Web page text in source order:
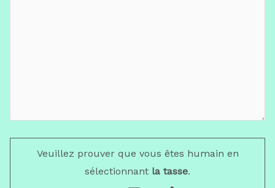
Veuillez prouver que vous êtes humain en
sélectionnant la tasse.